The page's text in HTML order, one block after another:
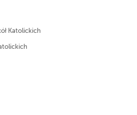
Katolickich